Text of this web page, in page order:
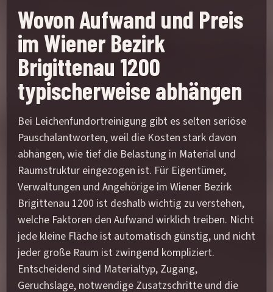
Wovon Aufwand und Preis
im Wiener Bezirk
Brigittenau 1200
typischerweise abhängen
Bei Leichenfundortreinigung gibt es selten seriöse
Pauschalantworten, weil die Kosten stark davon
abhängen, wie tief die Belastung in Material und
Raumstruktur eingezogen ist. Für Eigentümer,
Verwaltungen und Angehörige im Wiener Bezirk
Brigittenau 1200 ist deshalb wichtig zu verstehen,
welche Faktoren den Aufwand wirklich treiben. Nicht
jede kleine Fläche ist automatisch günstig, und nicht
jeder große Raum ist zwingend kompliziert.
Entscheidend sind Materialtyp, Zugang,
Geruchslage, notwendige Zusatzschritte und die